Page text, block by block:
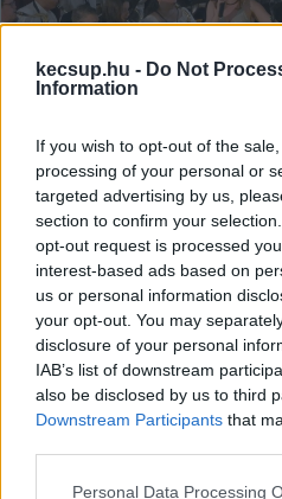
kecsup.hu - Do Not
Information
If you wish to opt-out of the
processing of your personal or
targeted advertising by us,
section to confirm your
opt-out request is processed
interest-based ads based on
us or personal information
your opt-out. You may
disclosure of your personal
IAB’s list of downstream
also be disclosed by us to third
Downstream Participants that
Please note that this website/
Personal Data Processing
Teltház:
lépett fel a
Fúvószenekar a
Negyvenegyedik alkalommal
Tavaszi Fesztivált. A
Népek zenéje címmel
KH KecsUP Hírek